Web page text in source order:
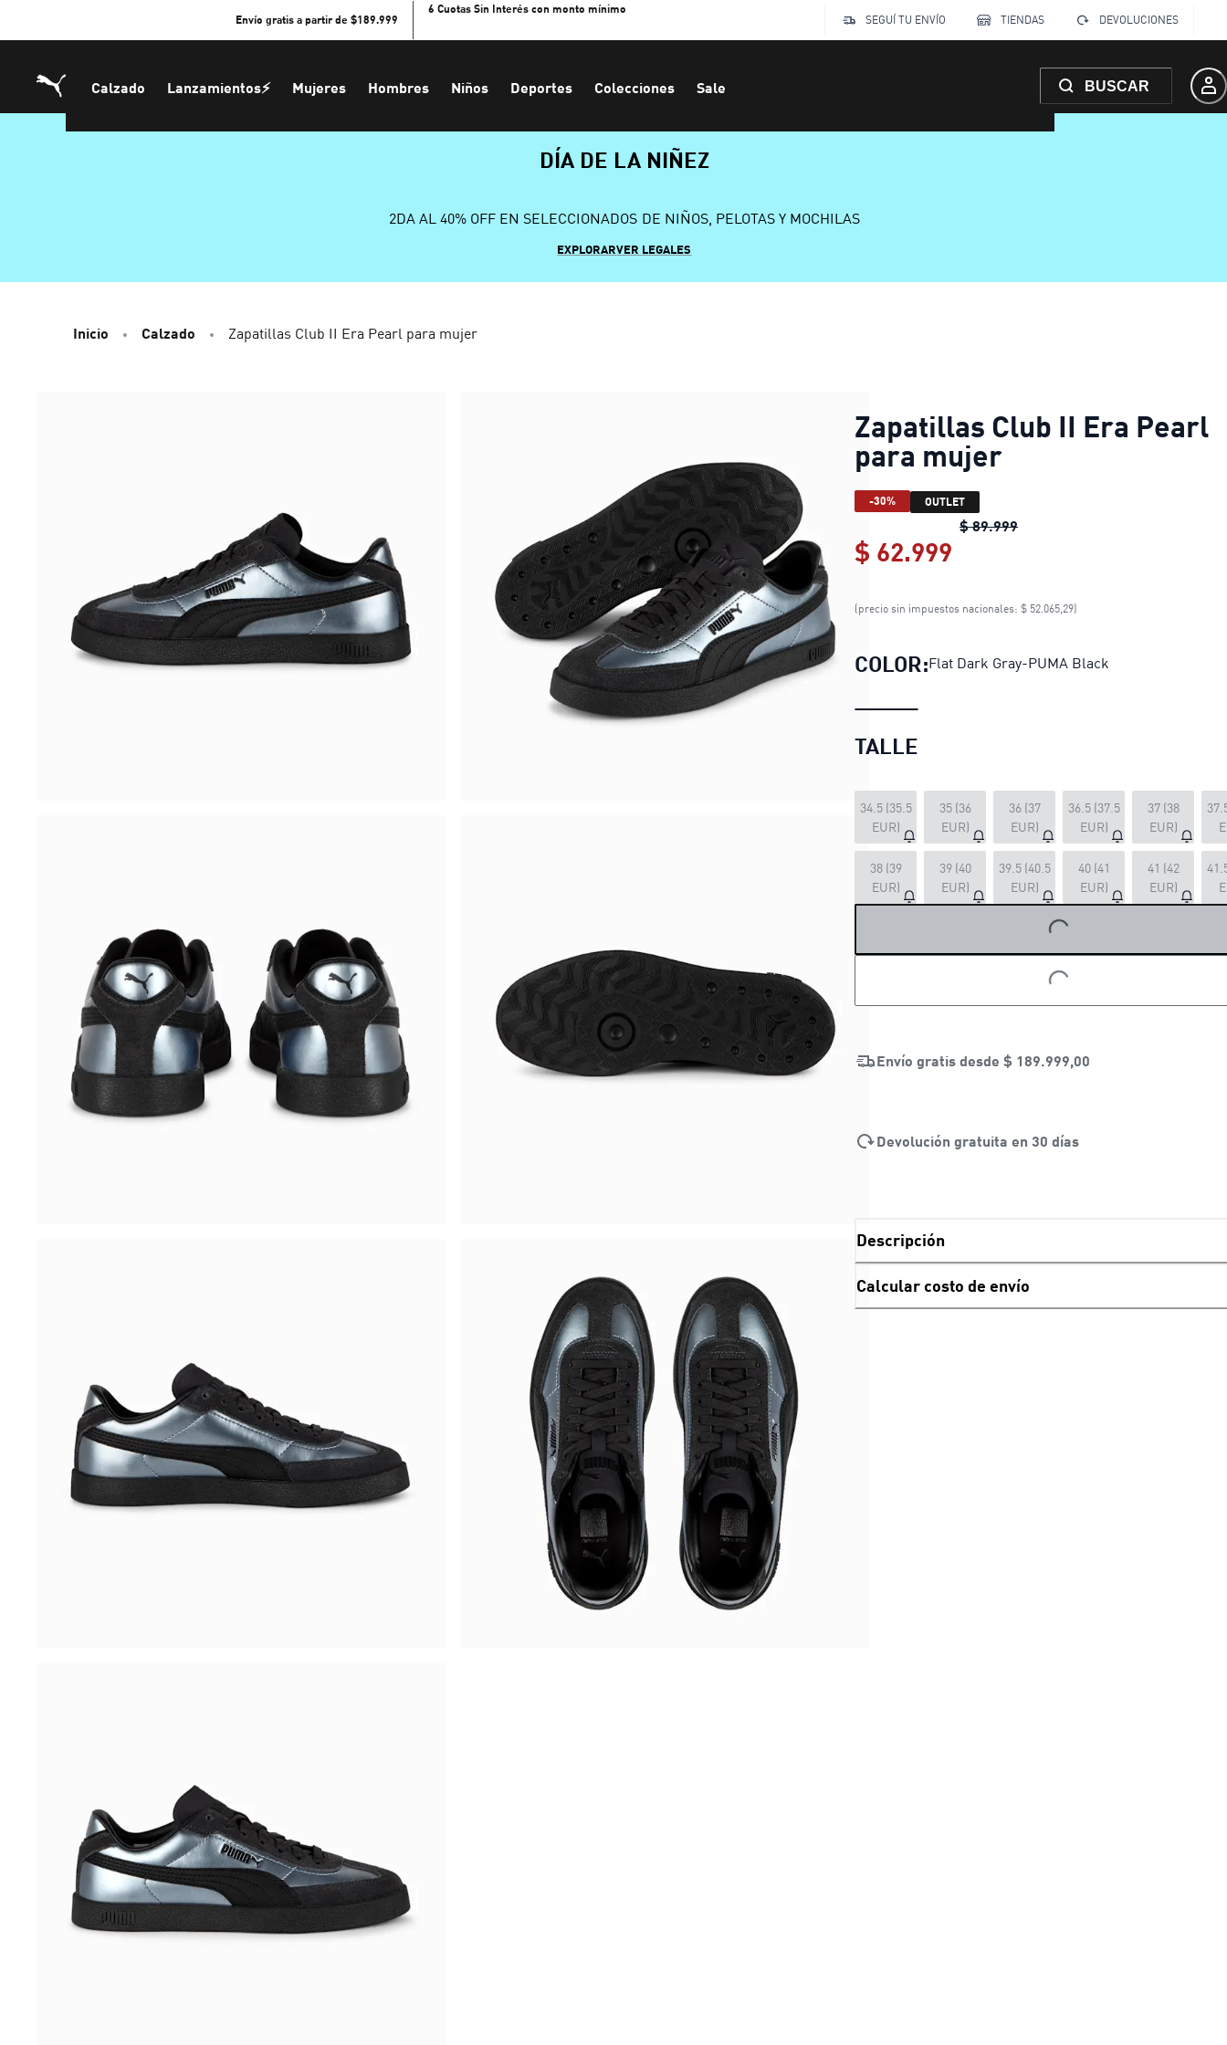
Envío gratis a partir de $189.999
6 Cuotas Sin Interés con monto mínimo
SEGUÍ TU ENVÍO
TIENDAS DEVOLUCIONES
Calzado Lanzamientos⚡ Mujeres Hombres Niños Deportes Colecciones Sale BUSCAR
DÍA DE LA NIÑEZ
2DA AL 40% OFF EN SELECCIONADOS DE NIÑOS, PELOTAS Y MOCHILAS
EXPLORARVER LEGALES
Inicio Calzado Zapatillas Club II Era Pearl para mujer
Zapatillas Club II Era Pearl
para mujer
-30% OUTLET
$ 89.999Zapatillas Club II Era Pearl
$ 62.999
Zapatillas Club II Era
(precio sin impuestos nacionales: $ 52.065,29)
COLOR:Flat Dark Gray-PUMA Black
TALLE
34.5 (35.5
EUR)
35 (36
EUR)
36 (37
EUR)
36.5 (37.5
EUR)
37 (38
EUR)
38 (39
EUR)
39 (40
EUR)
39.5 (40.5
EUR)
40 (41
EUR)
41 (42
EUR)
LOADING...
LOADING...
Envío gratis desde $ 189.999,00
Devolución gratuita en 30 días
Descripción
Calcular costo de envío